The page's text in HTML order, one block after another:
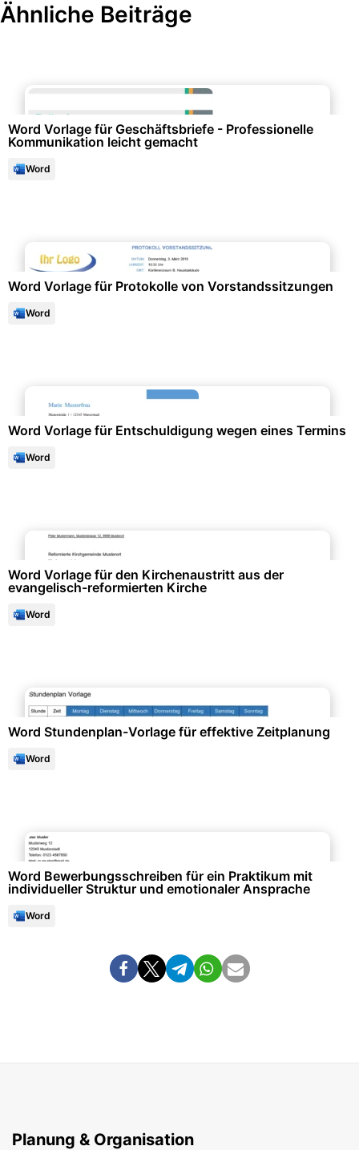
Ähnliche Beiträge
Word Vorlage für Geschäftsbriefe - Professionelle
Kommunikation leicht gemacht
Word
Word Vorlage für Protokolle von Vorstandssitzungen
Word
Word Vorlage für Entschuldigung wegen eines Termins
Word
Word Vorlage für den Kirchenaustritt aus der
evangelisch-reformierten Kirche
Word
Word Stundenplan-Vorlage für effektive Zeitplanung
Word
Word Bewerbungsschreiben für ein Praktikum mit
individueller Struktur und emotionaler Ansprache
Word
Planung & Organisation